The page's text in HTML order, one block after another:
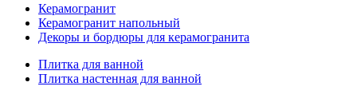
Керамогранит
Керамогранит напольный
Декоры и бордюры для керамогранита
Плитка для ванной
Плитка настенная для ванной